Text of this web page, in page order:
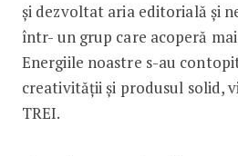
și dezvoltat aria editorială și
într- un grup care acoperă
Energiile noastre s-au
creativității și produsul solid,
TREI.